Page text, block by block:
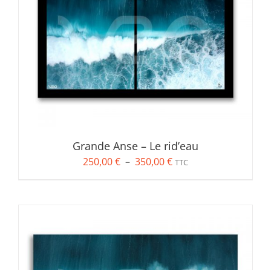
Grande Anse – Le rid’eau
250,00€ – 350,00€Plage
350,00 €
TTC